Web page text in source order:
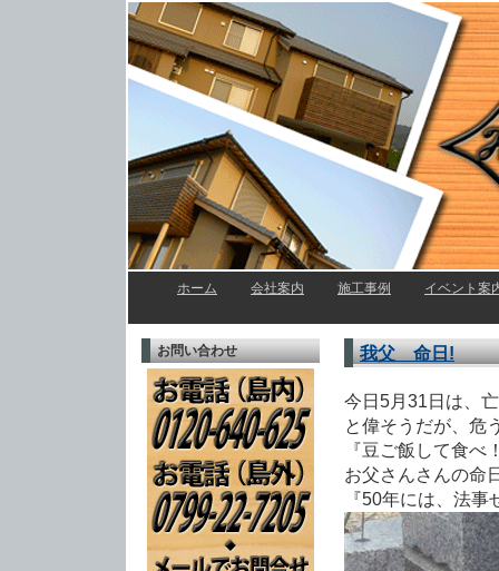
ホーム 会社案内 施工事例 イベント案
我父 命日!
今日5月31日は、
と偉そうだが、危
『豆ご飯して食
お父さんさんの命
『50年には、法
お問い合わせ